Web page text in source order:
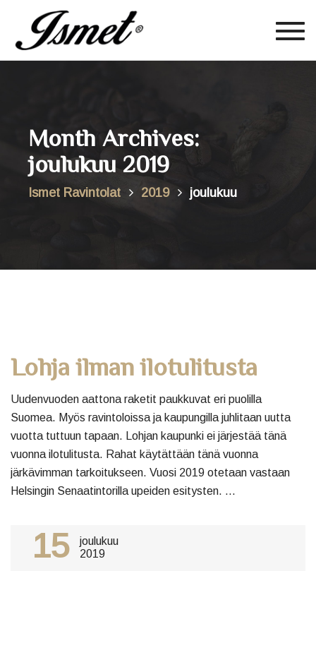
Month Archives:
joulukuu 2019
Ismet Ravintolat 2019 joulukuu
Lohja ilman ilotulitusta
Uudenvuoden aattona raketit paukkuvat eri puolilla
Suomea. Myös ravintoloissa ja kaupungilla juhlitaan uutta
vuotta tuttuun tapaan. Lohjan kaupunki ei järjestää tänä
vuonna ilotulitusta. Rahat käytättään tänä vuonna
järkävimman tarkoitukseen. Vuosi 2019 otetaan vastaan
Helsingin Senaatintorilla upeiden esitysten. ...
15
joulukuu
2019